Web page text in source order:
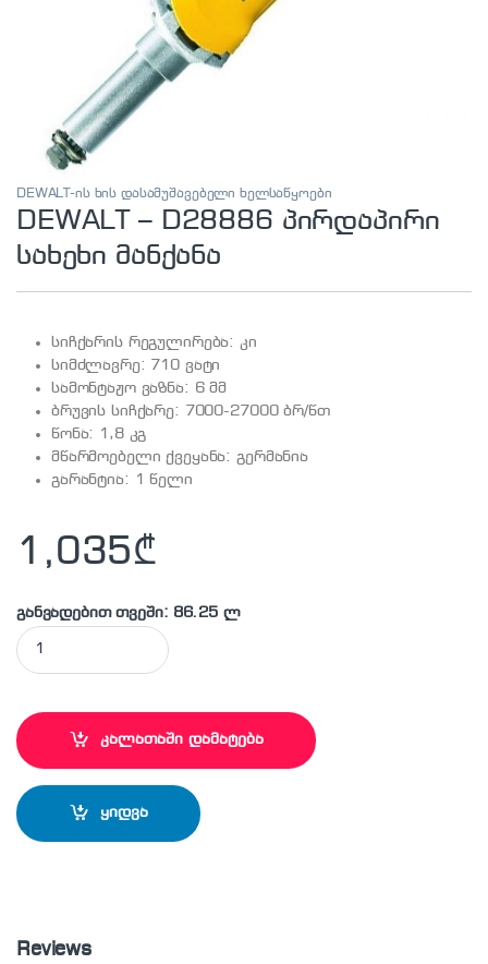
DEWALT-ის ხის დასამუშავებელი ხელსაწყოები
DEWALT – D28886 პირდაპირი
სახეხი მანქანა
სიჩქარის რეგულირება: კი
სიმძლავრე: 710 ვატი
სამონტაჟო ვაზნა: 6 მმ
ბრუვის სიჩქარე: 7000-27000 ბრ/წთ
წონა: 1,8 კგ
მწარმოებელი ქვეყანა: გერმანია
გარანტია: 1 წელი
1,035₾
განვადებით თვეში: 86.25 ლ
DEWALT - D28886 პირდაპირი სახეხი მანქანა quantity
კალათაში დამატება
ყიდვა
Reviews